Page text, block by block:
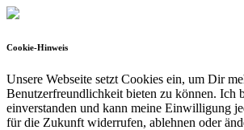
Cookie-Hinweis
Unsere Webseite setzt Cookies ein, um Dir
Benutzerfreundlichkeit bieten zu können. Ich
einverstanden und kann meine Einwilligung
für die Zukunft widerrufen, ablehnen oder